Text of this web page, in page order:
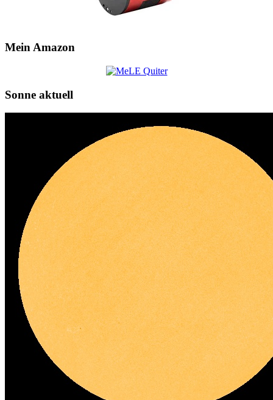
Mein Amazon
Sonne aktuell